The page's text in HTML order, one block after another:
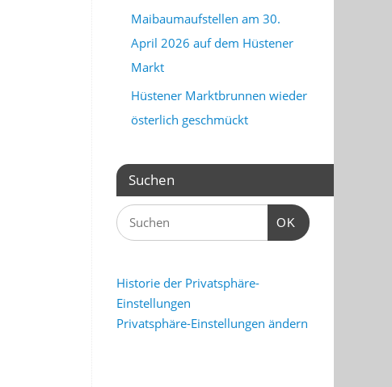
Maibaumaufstellen am 30.
April 2026 auf dem Hüstener
Markt
Hüstener Marktbrunnen wieder
österlich geschmückt
Suchen
OK
Historie der Privatsphäre-
Einstellungen
Privatsphäre-Einstellungen ändern